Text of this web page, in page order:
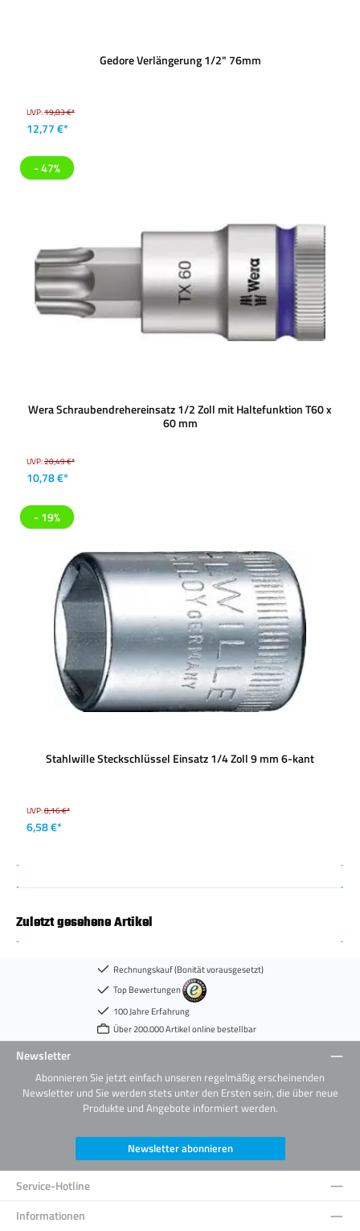
Gedore Verlängerung 1/2" 76mm
UVP:19,83 €*
12,77 €*
- 47%
Wera Schraubendrehereinsatz 1/2 Zoll mit Haltefunktion T60 x
60 mm
UVP:20,49 €*
10,78 €*
- 19%
Stahlwille Steckschlüssel Einsatz 1/4 Zoll 9 mm 6-kant
UVP:8,16 €*
6,58 €*
Zuletzt gesehene Artikel
Rechnungskauf (Bonität vorausgesetzt)
Top Bewertungen
100 Jahre Erfahrung
Über 200.000 Artikel online bestellbar
Newsletter
Abonnieren Sie jetzt einfach unseren regelmäßig erscheinenden
Newsletter und Sie werden stets unter den Ersten sein, die über neue
Produkte und Angebote informiert werden.
Newsletter abonnieren
Service-Hotline
Informationen